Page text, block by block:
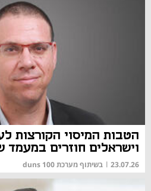
הטבות המיסוי הקורצות
וישראלים חוזרים במעמד
23.07.26
| בשיתוף מערכת duns 100